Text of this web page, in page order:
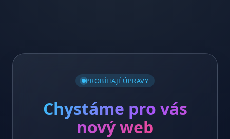
PROBÍHAJÍ ÚPRAVY
Chystáme pro vás
nový web